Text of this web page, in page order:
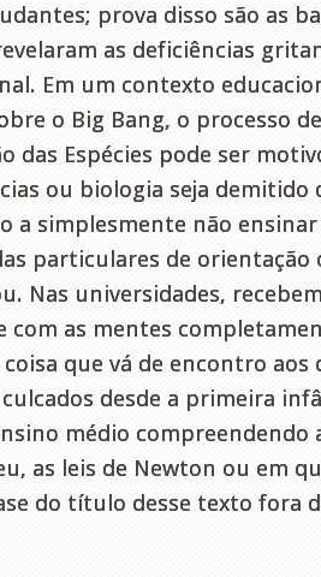
prova disso são as
as deficiências
Em um contexto
o Big Bang, o processo
das Espécies pode ser
ou biologia seja
a simplesmente não
particulares de orientação
Nas universidades,
com as mentes
que vá de encontro aos
desde a primeira
médio compreendendo
as leis de Newton ou em
do título desse texto fora